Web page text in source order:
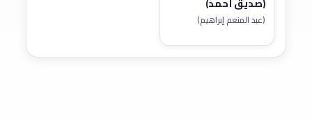
(عبد المنعم إبراهيم)